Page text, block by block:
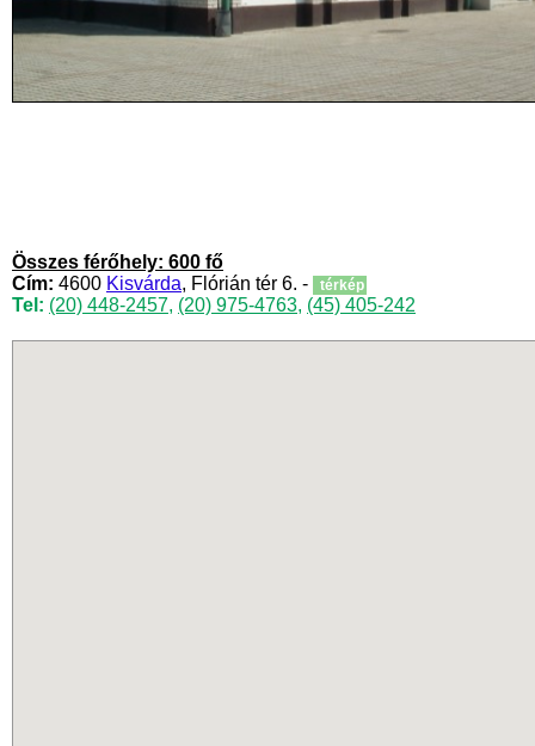
Összes férőhely: 600 fő
Cím: 4600 Kisvárda, Flórián tér 6. - térkép
Tel: (20) 448-2457, (20) 975-4763, (45) 405-242